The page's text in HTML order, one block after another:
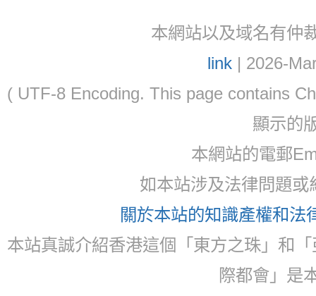
本網站以及域名有仲
link| 2026-
( UTF-8 Encoding. This page contains
顯示的
本網站的電郵
如本站涉及法律問題
關於本站的知識產權和法
本站真誠介紹香港這個「東方之珠」和
際都會」是